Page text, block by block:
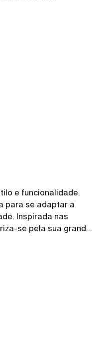
e funcionalidade.
para se adaptar a
Inspirada nas
se pela sua grande